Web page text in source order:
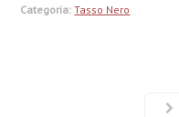
Categoria: Tasso Nero